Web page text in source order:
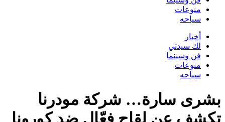
منوعات
سياحه
أخبار
لك سيدتي
فن وسينما
منوعات
سياحه
بشرى سارة… شركة مودرنا